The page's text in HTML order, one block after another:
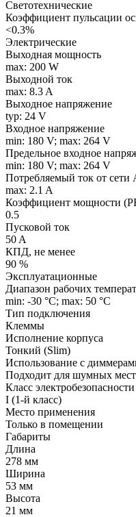
Светотехнические
Коэффициент пульсации
<0.3%
Электрические
Выходная мощность
max: 200 W
Выходной ток
max: 8.3 A
Выходное напряжение
typ: 24 V
Входное напряжение
min: 180 V; max: 264 V
Предельное входное
min: 180 V; max: 264 V
Потребляемый ток от сети
max: 2.1 A
Коэффициент мощности
0.5
Пусковой ток
50 A
КПД, не менее
90 %
Эксплуатационные
Диапазон рабочих
min: -30 °C; max: 50 °C
Тип подключения
Клеммы
Исполнение корпуса
Тонкий (Slim)
Использование с
Подходит для шумных мест
Класс электробезопасности
I (1-й класс)
Место применения
Только в помещении
Габариты
Длина
278 мм
Ширина
53 мм
Высота
21 мм